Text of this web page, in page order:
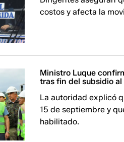
costos y afecta la
Ministro Luque
tras fin del subsidio al
La autoridad explicó
15 de septiembre y
habilitado.